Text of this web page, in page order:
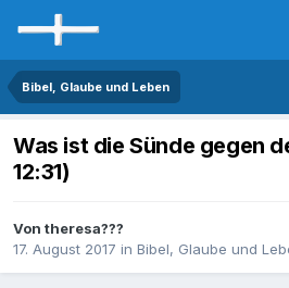
Bibel, Glaube und Leben
Was ist die Sünde gegen
12:31)
Von theresa???
17. August 2017 in Bibel, Glaube und